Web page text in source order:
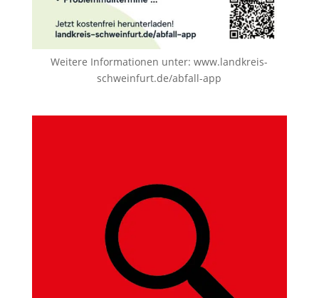
Weitere Informationen unter:www.landkreis-
schweinfurt.de/abfall-app